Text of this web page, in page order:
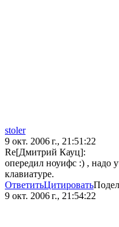
stoler
9 окт. 2006 г., 21:51:22
Re[Дмитрий Кауц]:
опередил ноуифс :) , надо
клавиатуре.
ОтветитьЦитировать
9 окт. 2006 г., 21:54:22